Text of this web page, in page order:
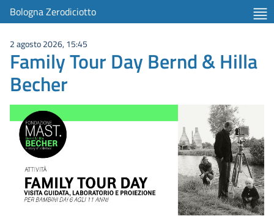
Bologna Zerodiciotto
2 agosto 2026, 15:45
Family Tour Day Bernd & Hilla
Becher